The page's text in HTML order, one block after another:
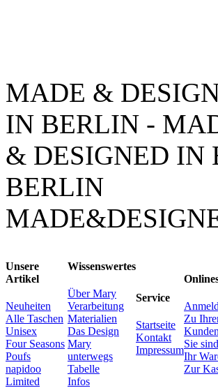
MADE &
IN BERLIN -
& DESIGNED IN
BERLIN
Unsere
Artikel
Neuheiten
Alle Taschen
Unisex
Four Seasons
Poufs
napidoo
Limited
Wissenswertes
Über Mary
Verarbeitung
Materialien
Das Design
Mary
unterwegs
Tabelle
Infos
Service
Startseite
Kontakt
Impressum
Zu
Sie
Ihr
Zur